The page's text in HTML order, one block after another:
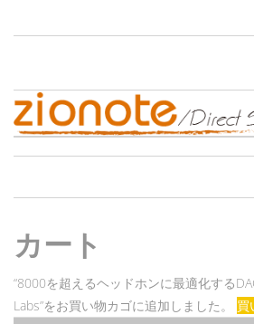
カート
“8000を超えるヘッドホンに最適化する
Labs”をお買い物カゴに追加しました。 買